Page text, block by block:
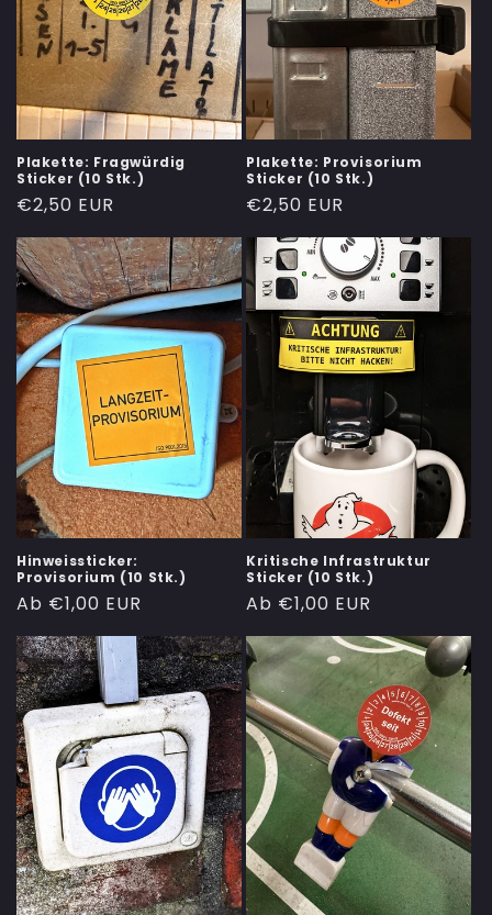
Plakette: Fragwürdig
Sticker (10 Stk.)
Normaler
Preis
€2,50 EUR
Plakette: Provisorium
Sticker (10 Stk.)
Normaler
Preis
€2,50 EUR
Hinweissticker:
Provisorium (10 Stk.)
Normaler
Preis
Ab €1,00 EUR
Kritische Infrastruktur
Sticker (10 Stk.)
Normaler
Preis
Ab €1,00 EUR